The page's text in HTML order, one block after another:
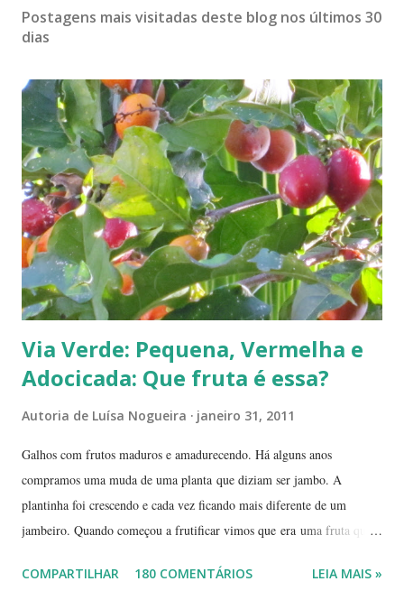
Postagens mais visitadas deste blog nos últimos 30
dias
Via Verde: Pequena, Vermelha e
Adocicada: Que fruta é essa?
Autoria de Luísa Nogueira janeiro 31, 2011
Galhos com frutos maduros e amadurecendo. Há alguns anos
compramos uma muda de uma planta que diziam ser jambo. A
plantinha foi crescendo e cada vez ficando mais diferente de um
jambeiro. Quando começou a frutificar vimos que era uma fruta que
pequena, tem mais ou menos um quarto do tamanho de um jambo,
COMPARTILHAR 180 COMENTÁRIOS LEIA MAIS »